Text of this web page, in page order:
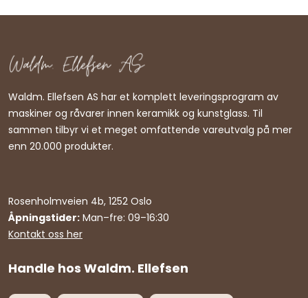
Handle hos Waldm. Ellefsen
Waldm. Ellefsen AS har et komplett leveringsprogram av
maskiner og råvarer innen keramikk og kunstglass. Til
sammen tilbyr vi et meget omfattende vareutvalg på mer
enn 20.000 produkter.
Rosenholmveien 4b, 1252 Oslo
Åpningstider: Man–fre: 09–16:30
Kontakt oss her